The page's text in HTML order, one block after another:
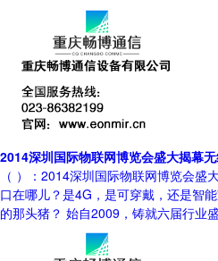
2014深圳国际物联网博览会盛大揭幕
（ ）：2014深圳国际物联网博览会盛
口在哪儿？是4G，是可穿戴，还是智
的那头猪？ 始自2009，铸就六届行业盛